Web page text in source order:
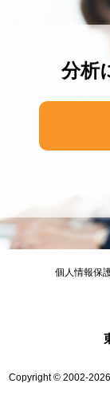
分析
個人情報保
Copyright © 2002-2026